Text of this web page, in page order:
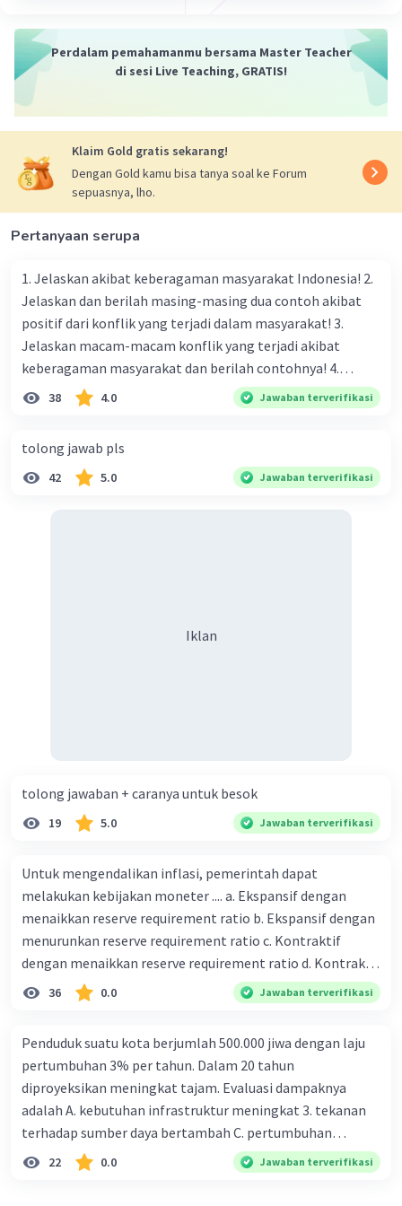
Perdalam pemahamanmu bersama Master Teacher
di sesi Live Teaching, GRATIS!
Klaim Gold gratis sekarang!
Dengan Gold kamu bisa tanya soal ke Forum
sepuasnya, lho.
Pertanyaan serupa
1. Jelaskan akibat keberagaman masyarakat Indonesia! 2.
Jelaskan dan berilah masing-masing dua contoh akibat
positif dari konflik yang terjadi dalam masyarakat! 3.
Jelaskan macam-macam konflik yang terjadi akibat
keberagaman masyarakat dan berilah contohnya! 4.
Mengapa dalam masyarakat yang memiliki keberagaman
bahasa, dan budaya. Berdasarkan pernyataan tersebut,
apa yang dapat kalian lakukan untuk menjaga
38 4.0 Jawaban terverifikasi
tolong jawab pls
42 5.0 Jawaban terverifikasi
Iklan
tolong jawaban + caranya untuk besok
19 5.0 Jawaban terverifikasi
Untuk mengendalikan inflasi, pemerintah dapat
melakukan kebijakan moneter .... a. Ekspansif dengan
menaikkan reserve requirement ratio b. Ekspansif dengan
menurunkan reserve requirement ratio c. Kontraktif
dengan menaikkan reserve requirement ratio d. Kontraktif
dengan menurunkan reserve requirement ratio e.
Ekspansif dengan menaikkan tingkat diskonto Bila Bank
ceteris paribus maka .... a. Menimbulkan inflasi di mana
bentuk kurva jumlah uang beredar (penawaran uang) naik
dari kiri bawah ke kanan atas b. Menimbulkan deflasi di
mana bentuk kurva jumlah uang beredar (penawaran
uang) naik dari kiri bawah ke kanan atas c. Tingkat bunga
meningkat di mana bentuk kurva jumlah uang beredar
36 0.0 Jawaban terverifikasi
Penduduk suatu kota berjumlah 500.000 jiwa dengan laju
pertumbuhan 3% per tahun. Dalam 20 tahun
diproyeksikan meningkat tajam. Evaluasi dampaknya
adalah A. kebutuhan infrastruktur meningkat 3. tekanan
terhadap sumber daya bertambah C. pertumbuhan
eksponensial berdampak jangka panjang D. tidak
memengaruhi tata ruang E. proyeksi penduduk penting
22 0.0 Jawaban terverifikasi